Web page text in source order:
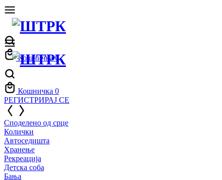
Кошничка 0
Кошничка 0
РЕГИСТРИРАЈ СЕ
Споделено од срце
Колички
Автоседишта
Хранење
Рекреација
Детска соба
Бања